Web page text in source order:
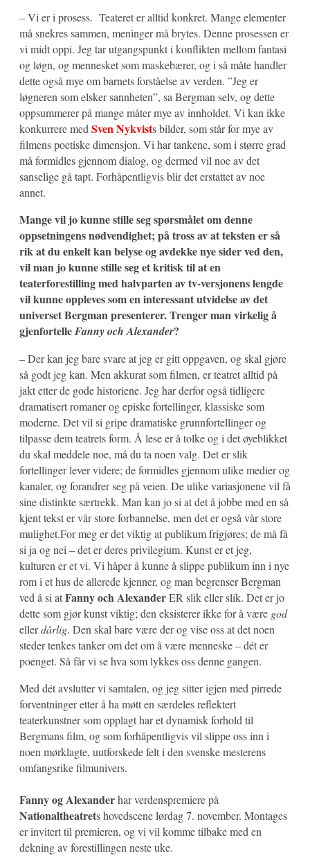
– Vi er i prosess. Teateret er alltid konkret. Mange elementer
må snekres sammen, meninger må brytes. Denne prosessen er
vi midt oppi. Jeg tar utgangspunkt i konflikten mellom fantasi
og løgn, og mennesket som maskebærer, og i så måte handler
dette også mye om barnets forståelse av verden. ”Jeg er
løgneren som elsker sannheten”, sa Bergman selv, og dette
oppsummerer på mange måter mye av innholdet. Vi kan ikke
konkurrere med Sven Nykvists bilder, som står for mye av
filmens poetiske dimensjon. Vi har tankene, som i større grad
må formidles gjennom dialog, og dermed vil noe av det
sanselige gå tapt. Forhåpentligvis blir det erstattet av noe
annet.
Mange vil jo kunne stille seg spørsmålet om denne
oppsetningens nødvendighet; på tross av at teksten er så
rik at du enkelt kan belyse og avdekke nye sider ved den,
vil man jo kunne stille seg et kritisk til at en
teaterforestilling med halvparten av tv-versjonens lengde
vil kunne oppleves som en interessant utvidelse av det
universet Bergman presenterer. Trenger man virkelig å
gjenfortelleFanny och Alexander?
– Der kan jeg bare svare at jeg er gitt oppgaven, og skal gjøre
så godt jeg kan. Men akkurat som filmen, er teatret alltid på
jakt etter de gode historiene. Jeg har derfor også tidligere
dramatisert romaner og episke fortellinger, klassiske som
moderne. Det vil si gripe dramatiske grunnfortellinger og
tilpasse dem teatrets form. Å lese er å tolke og i det øyeblikket
du skal meddele noe, må du ta noen valg. Det er slik
fortellinger lever videre; de formidles gjennom ulike medier og
kanaler, og forandrer seg på veien. De ulike variasjonene vil få
sine distinkte særtrekk. Man kan jo si at det å jobbe med en så
kjent tekst er vår store forbannelse, men det er også vår store
mulighet.For meg er det viktig at publikum frigjøres; de må få
si ja og nei – det er deres privilegium. Kunst er et jeg,
kulturen er et vi. Vi håper å kunne å slippe publikum inn i nye
rom i et hus de allerede kjenner, og man begrenser Bergman
ved å si atFanny och AlexanderER slik eller slik. Det er jo
dette som gjør kunst viktig; den eksisterer ikke for å være god
ellerdårlig. Den skal bare være der og vise oss at det noen
steder tenkes tanker om det om å være menneske – dét er
poenget. Så får vi se hva som lykkes oss denne gangen.
Med dét avslutter vi samtalen, og jeg sitter igjen med pirrede
forventninger etter å ha møtt en særdeles reflektert
teaterkunstner som opplagt har et dynamisk forhold til
Bergmans film, og som forhåpentligvis vil slippe oss inn i
noen mørklagte, uutforskede felt i den svenske mesterens
omfangsrike filmunivers.
Fanny og Alexanderhar verdenspremiere på
Nationaltheatrets hovedscene lørdag 7. november. Montages
er invitert til premieren, og vi vil komme tilbake med en
dekning av forestillingen neste uke.